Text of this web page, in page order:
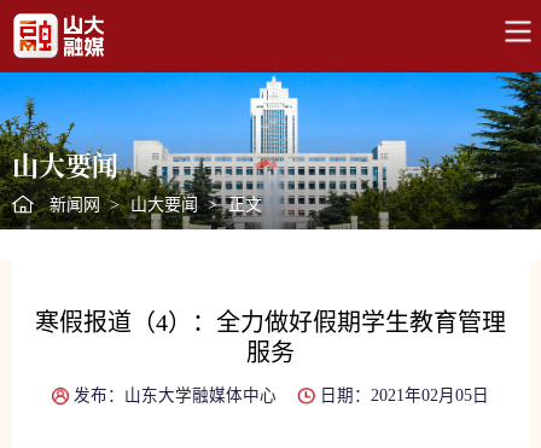
山大要闻
新闻网 > 山大要闻 > 正文
寒假报道（4）：全力做好假期学生教育管理
服务
发布：山东大学融媒体中心 日期：2021年02月05日